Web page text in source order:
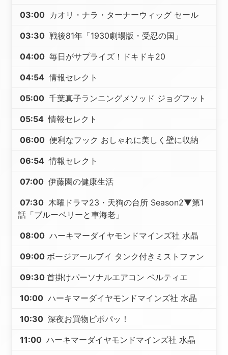
03:00 カオリ・ナラ・ターナーウィッグ セール
03:30 戦後81年「1930劇場版・受忍の国」
04:00 毎日がサプライズ！ドキドキ20
04:54 情報セレクト
05:00 千葉真子ランニングメソッド ジョグフット
05:54 情報セレクト
06:00 便利なフック おしゃれに美しく壁に収納
06:54 情報セレクト
07:00 伊藤園の健康生活
07:30 木曜ドラマ23・天狗の台所 Season2▼第1
話「ブルーベリーと車海老」
08:00 ハーキマーダイヤモンドマインズ社 水晶
09:00 ボージアールブイ タンク付きミストファン
09:30 首掛けパーソナルエアコン ペルティエ
10:00 ハーキマーダイヤモンドマインズ社 水晶
10:30 深夜お買物ピポパッ！
11:00 ハーキマーダイヤモンドマインズ社 水晶